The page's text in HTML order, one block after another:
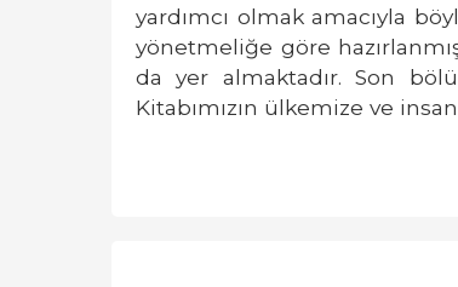
yardımcı olmak amacıyla
yönetmeliğe göre
da yer almaktadır. Son
Kitabımızın ülkemize ve